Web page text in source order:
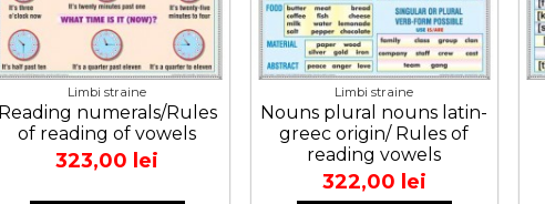
Limbi straine
Reading numerals/Rules
of reading of vowels
323,00 lei
Limbi straine
Nouns plural nouns latin-
greec origin/ Rules of
reading vowels
322,00 lei